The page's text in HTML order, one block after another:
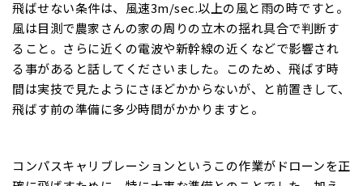
飛ばせない条件は、風速3m/sec.以上の風と雨の時ですと。
風は目測で農家さんの家の周りの立木の揺れ具合で判断す
ること。さらに近くの電波や新幹線の近くなどで影響され
る事があると話してくださいました。このため、飛ばす時
間は実技で見たようにさほどかからないが、と前置きして、
飛ばす前の準備に多少時間がかかりますと。
コンパスキャリブレーションというこの作業がドローンを正